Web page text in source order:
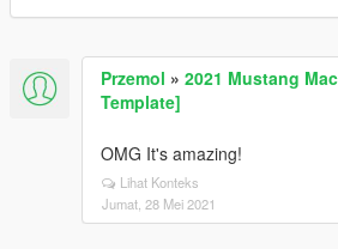
Przemol » 2021 Mustang
Template]
OMG It's amazing!
Lihat Konteks
Jumat, 28 Mei 2021